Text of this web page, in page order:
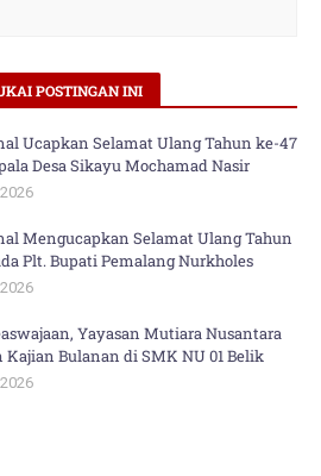
POSTINGAN INI
Ucapkan Selamat Ulang Tahun ke-47
Desa Sikayu Mochamad Nasir
Mengucapkan Selamat Ulang Tahun
Plt. Bupati Pemalang Nurkholes
Yayasan Mutiara Nusantara
Bulanan di SMK NU 01 Belik